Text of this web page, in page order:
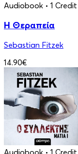
Audiobook • 1 Credit
Η Θεραπεία
Sebastian Fitzek
14.90€
Audiobook • 1 Credit